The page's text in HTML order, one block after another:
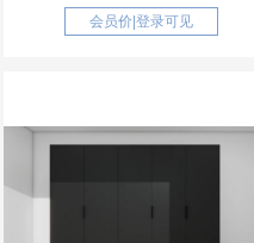
会员价 登录可见